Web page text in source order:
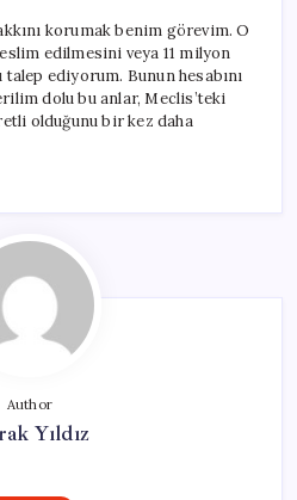
korumak benim görevim. O
edilmesini veya 11 milyon
talep ediyorum. Bunun hesabını
dolu bu anlar, Meclis’teki
olduğunu bir kez daha
Author
Yıldız